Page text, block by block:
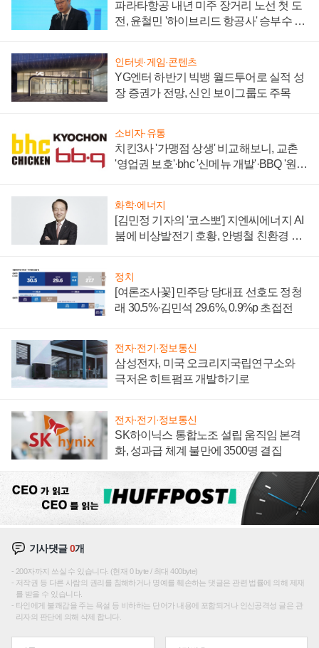
파라타항공 내년 미주 장거리 노선 첫 도
전, 윤철민 '하이브리드 항공사' 승부수 통
인터넷·게임·콘텐츠
YG엔터 하반기 빅뱅 월드투어로 실적 성
장 증권가 전망, 신인 보이그룹도 주목
소비자·유통
치킨3사 '가맹점 상생' 비교해보니, 교촌
'영업권 보호'·bhc '신메뉴 개발'·BBQ '원가
화학·에너지
[김민정 기자의 '코스뽀'] 지엔씨에너지 AI
붐에 비상발전기 호황, 안병철 친환경 에
정치
[여론조사꽃] 민주당 당대표 선호도 정청
래 30.5%·김민석 29.6%, 0.9%p 초접전
전자·전기·정보통신
삼성전자, 미국 오크리지국립연구소와
극저온 히트펌프 개발하기로
전자·전기·정보통신
SK하이닉스 통합노조 설립 움직임 본격
화, 성과급 체계 불만에 3500명 결집
기사댓글0개
200자까지 쓰실 수 있습니다. (현재 0 byte / 최대 400byte)
저작권 등 다른 사람의 권리를 침해하거나 명예를 훼손하는 댓글은 관련 법률에 의해 제재
를 받을 수 있습니다.
타인에게 불쾌감을 주는 욕설 등 비하하는 단어가 내용에 포함되거나 인신공격성 글은 관
리자의 판단에 의해 삭제 합니다.